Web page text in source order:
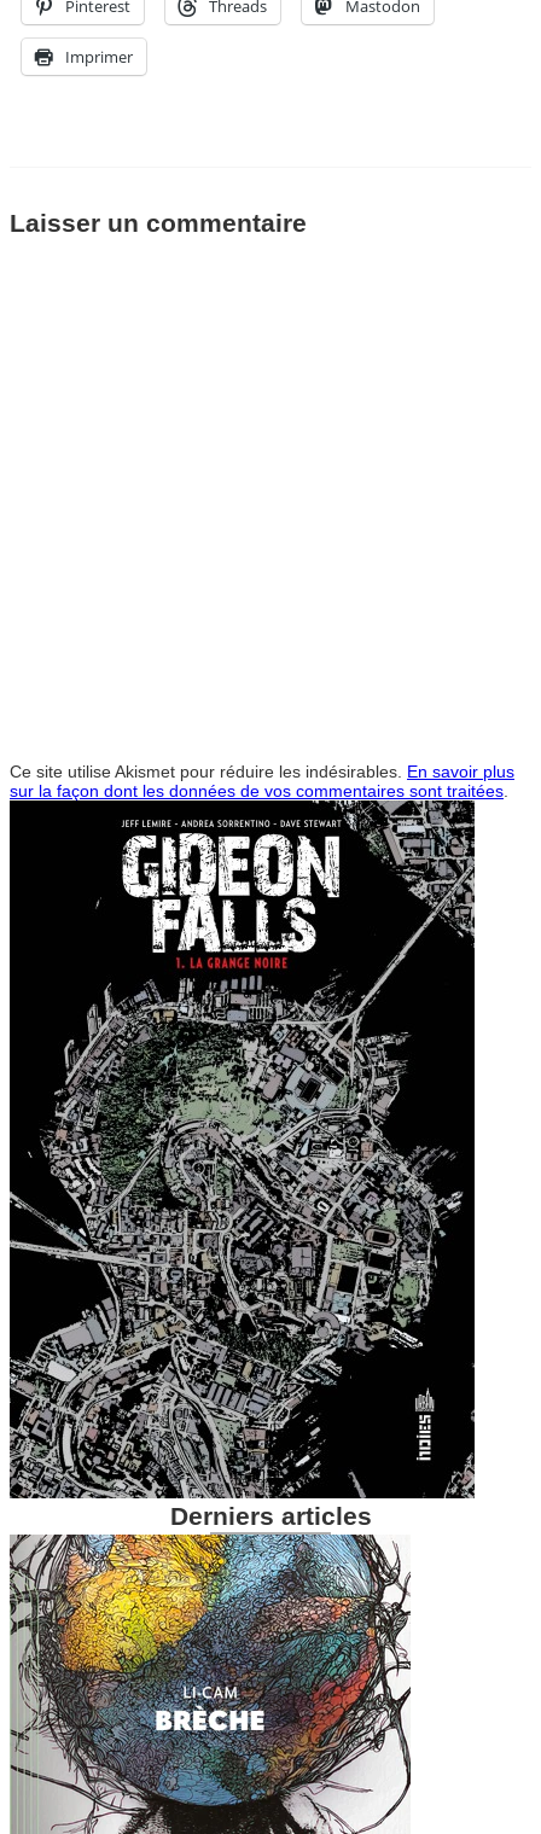
Pinterest Threads Mastodon
Imprimer
Laisser un commentaire
Ce site utilise Akismet pour réduire les indésirables. En savoir plus
sur la façon dont les données de vos commentaires sont traitées
Derniers articles